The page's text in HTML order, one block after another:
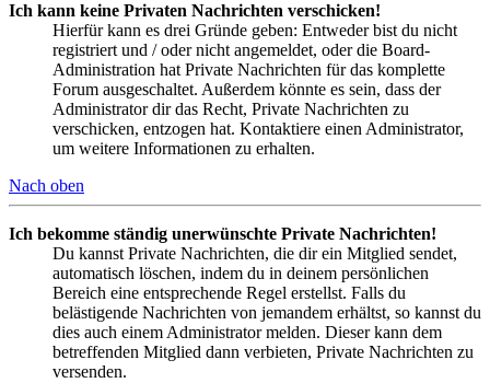
Ich kann keine Privaten Nachrichten verschicken!
Hierfür kann es drei Gründe geben: Entweder bist du nicht
registriert und / oder nicht angemeldet, oder die Board-
Administration hat Private Nachrichten für das komplette
Forum ausgeschaltet. Außerdem könnte es sein, dass der
Administrator dir das Recht, Private Nachrichten zu
verschicken, entzogen hat. Kontaktiere einen Administrator,
um weitere Informationen zu erhalten.
Nach oben
Ich bekomme ständig unerwünschte Private Nachrichten!
Du kannst Private Nachrichten, die dir ein Mitglied sendet,
automatisch löschen, indem du in deinem persönlichen
Bereich eine entsprechende Regel erstellst. Falls du
belästigende Nachrichten von jemandem erhältst, so kannst du
dies auch einem Administrator melden. Dieser kann dem
betreffenden Mitglied dann verbieten, Private Nachrichten zu
versenden.